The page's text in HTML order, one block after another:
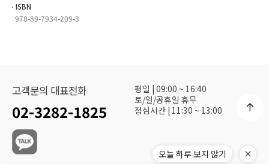
ㆍISBN
978-89-7934-209-3
고객문의 대표전화
02-3282-1825
평일 | 09:00 ~ 16:40
토/일/공휴일 휴무
점심시간 | 11:30 ~ 13:00
오늘 하루 보지 않기